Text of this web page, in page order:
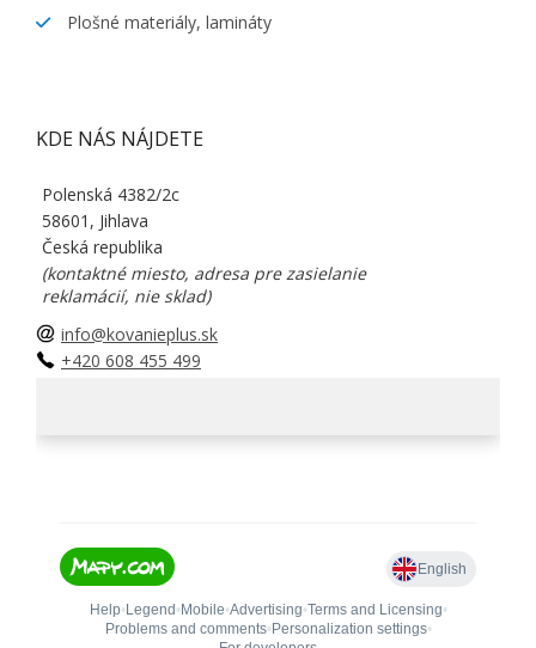
Plošné materiály, lamináty
KDE NÁS NÁJDETE
Polenská 4382/2c
58601, Jihlava
Česká republika
(kontaktné miesto, adresa pre zasielanie
reklamácií, nie sklad)
info@kovanieplus.sk
+420 608 455 499